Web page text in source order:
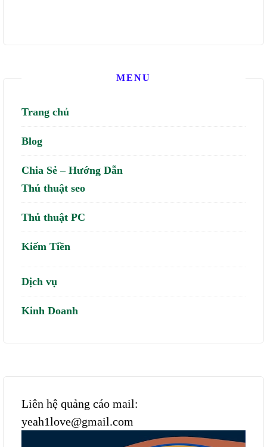
MENU
Trang chủ
Blog
Chia Sẻ – Hướng Dẫn
Thủ thuật seo
Thủ thuật PC
Kiếm Tiền
Dịch vụ
Kinh Doanh
Liên hệ quảng cáo mail:
yeah1love@gmail.com